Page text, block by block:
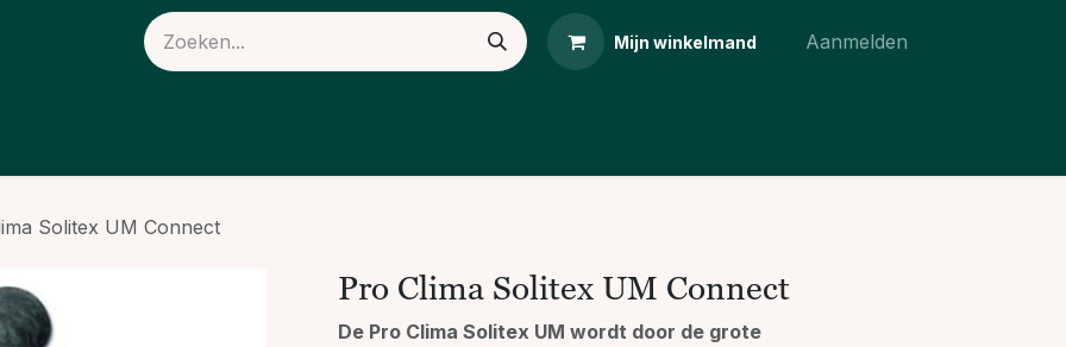
Mijn winkelmand Aanmelden
Solitex UM Connect
Pro Clima Solitex UM Connect
De Pro Clima Solitex UM wordt door de grote